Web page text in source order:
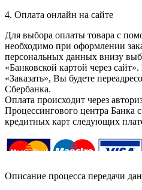
4. Оплата онлайн на сайте
Для выбора оплаты товара с
необходимо при оформлении
персональных данных внизу
«Банковской картой через
«Заказать», Вы будете
Сбербанка.
Оплата происходит через
Процессингового центра Банка
кредитных карт следующих
Описание процесса передачи